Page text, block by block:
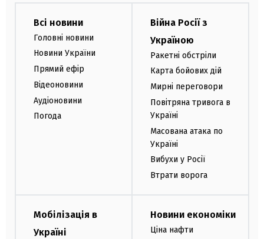
Всі новини
Головні новини
Новини України
Прямий ефір
Відеоновини
Аудіоновини
Погода
Війна Росії з
Україною
Ракетні обстріли
Карта бойових дій
Мирні переговори
Повітряна тривога в
Україні
Масована атака по
Україні
Вибухи у Росії
Втрати ворога
Мобілізація в
Україні
Новини економіки
Ціна нафти